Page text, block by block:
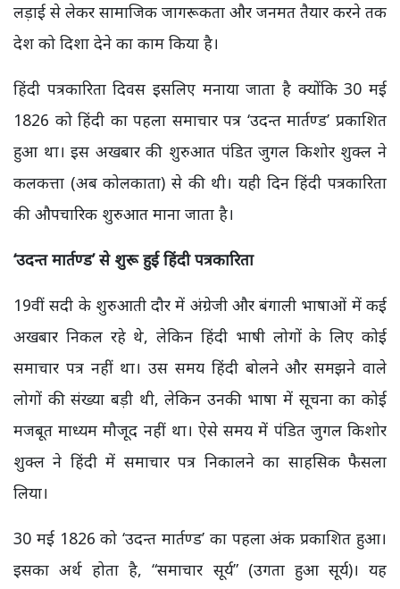
लड़ाई से लेकर सामाजिक जागरूकता और जनमत तैयार करने तक
देश को दिशा देने का काम किया है।
हिंदी पत्रकारिता दिवस इसलिए मनाया जाता है क्योंकि 30 मई
1826 को हिंदी का पहला समाचार पत्र ‘उदन्त मार्तण्ड’ प्रकाशित
हुआ था। इस अखबार की शुरुआत पंडित जुगल किशोर शुक्ल ने
कलकत्ता (अब कोलकाता) से की थी। यही दिन हिंदी पत्रकारिता
की औपचारिक शुरुआत माना जाता है।
‘उदन्त मार्तण्ड’से शुरू हुई हिंदी पत्रकारिता
19वीं सदी के शुरुआती दौर में अंग्रेजी और बंगाली भाषाओं में कई
अखबार निकल रहे थे, लेकिन हिंदी भाषी लोगों के लिए कोई
समाचार पत्र नहीं था। उस समय हिंदी बोलने और समझने वाले
लोगों की संख्या बड़ी थी, लेकिन उनकी भाषा में सूचना का कोई
मजबूत माध्यम मौजूद नहीं था। ऐसे समय में पंडित जुगल किशोर
शुक्ल ने हिंदी में समाचार पत्र निकालने का साहसिक फैसला
लिया।
30 मई 1826 को ‘उदन्त मार्तण्ड’ का पहला अंक प्रकाशित हुआ।
इसका अर्थ होता है, “समाचार सूर्य” (उगता हुआ सूर्य)। यह